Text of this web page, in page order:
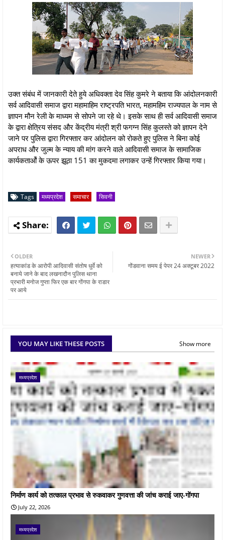
उक्त संबंध में जानकारी देते हुये अधिवक्ता देव सिंह कुमरे ने बताया कि आंदोलनकारी
सर्व आदिवासी समाज द्वारा महामाहिम राष्ट्रपति भारत, महामहिम राज्यपाल के नाम से
ज्ञापन मौन रेली के माध्यम से सोपने जा रहे थे। इसके साथ ही सर्व आदिवासी समाज
के द्वारा क्षेत्रिय संसद और केंद्रीय मंत्री श्री फगग्न सिंह कुलस्ते को ज्ञापन देने
जाने पर पुलिस द्वारा गिरफ्तार कर आंदोलन को रोकते हुए पुलिस ने बिना कोई
अपराध और जुल्म के न्याय की मांग करने वाले आदिवासी समाज के सामाजिक
कार्यकतार्ओं के ऊपर झूठा 151 का मुकदमा लगाकर उन्हें गिरफ्तार किया गया।
Tags मध्यप्रदेश समाचार सिवनी
NEWER
गोंडवाना समय ई पेपर 24 अक्टूबर 2022
OLDER
हत्याकांड के आरोपी आदिवासी संतोष धुर्वे को
बनाये जाने के बाद लखनादौन पुलिस थाना
प्रभारी मनोज गुप्ता फिर एक बार गोंगपा के राडार
पर आये
YOU MAY LIKE THESE POSTS Show more
मध्यप्रदेश
निर्माण कार्य को तत्काल प्रभाव से रुकवाकर गुणवत्ता की जांच कराई जाए-गोंगपा
July 22, 2026
मध्यप्रदेश